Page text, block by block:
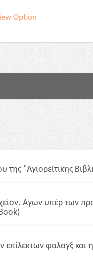
Option
της "Αγιορείτικης
Αγων υπέρ των
φαλαγξ και